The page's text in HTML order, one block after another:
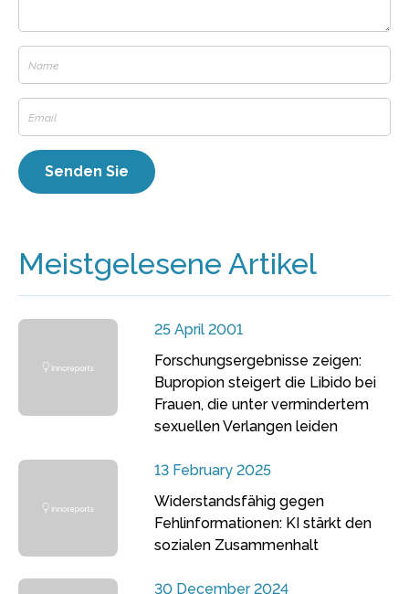
Meistgelesene Artikel
25 April 2001
Forschungsergebnisse zeigen:
Bupropion steigert die Libido bei
Frauen, die unter vermindertem
sexuellen Verlangen leiden
13 February 2025
Widerstandsfähig gegen
Fehlinformationen: KI stärkt den
sozialen Zusammenhalt
30 December 2024